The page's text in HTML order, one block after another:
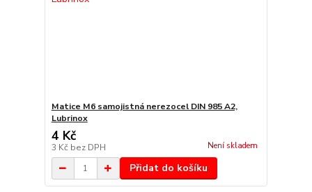
Matice M6 samojistná nerezocel DIN 985 A2,
Lubrinox
4 Kč
3 Kč bez DPH Není skladem
Přidat do košíku